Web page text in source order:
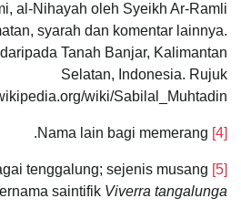
al-Nihayah oleh Syeikh Ar-Ramli
syarah dan komentar lainnya.
Tanah Banjar, Kalimantan
Selatan, Indonesia. Rujuk
wiki/Sabilal_Muhtadin.
[4]
[5]
tenggalung; sejenis musang
saintifik Viverra tangalunga